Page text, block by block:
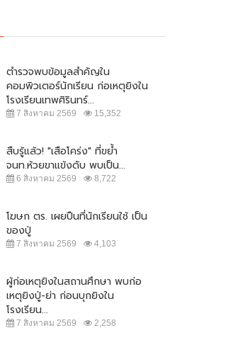
ตำรวจพบข้อมูลสำคัญใน
คอมพิวเตอร์นักเรียน ก่อเหตุยิงใน
โรงเรียนเทพศิรินทร์...
7 สิงหาคม 2569 15,352
สืบรู้แล้ว! "เสือโคร่ง" ที่ขย้ำ
จนท.ห้วยขาแข้งดับ พบเป็น...
6 สิงหาคม 2569 8,722
โฆษก ตร. เผยปืนที่นักเรียนใช้ เป็น
ของปู่
7 สิงหาคม 2569 4,103
ผู้ก่อเหตุยิงในสถานศึกษา พบก่อ
เหตุยิงปู่-ย่า ก่อนบุกยิงใน
โรงเรียน...
7 สิงหาคม 2569 2,258